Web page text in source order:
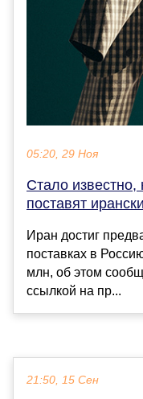
05:20, 29 Ноя
Стало
поставят
Иран достиг
поставках в
млн, об этом
ссылкой на пр...
21:50, 15 Сен